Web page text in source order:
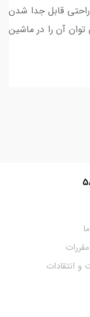
قابل جدا شدن
آن را در ماشین
و انتقادات